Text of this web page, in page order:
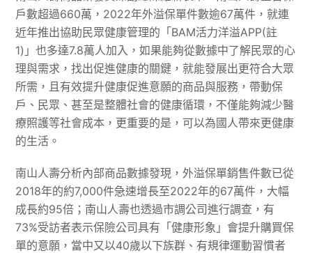
戶數超過660萬，2022年外溢保單件數逾67萬件，就連
近年推出協助民眾健康管理的「BAM活力洋溢APP(註
1)」也多達7.8萬人加入，如果能夠從數據中了解民眾的心
理與需求，找出促進健康的關鍵，就能發展出更符合大眾
所需，且有效提升健康促進意願的商品與服務，帶動保
戶、民眾、甚至是整體社會的健康循環，不僅能夠減少醫
療照護等社會成本，更重要的是，可以為國人帶來更健康
的生活。
南山人壽分析內部商品數據發現，外溢保單銷售件數已從
2018年的約7,000件急速增長至2022年的67萬件，大幅
成長約95倍；南山人壽也透過市調公司進行調查，有
73%受訪者表示保險公司具有「健康形象」會提升購買保
單的意願，當中又以40歲以下族群、有規律運動習慣者